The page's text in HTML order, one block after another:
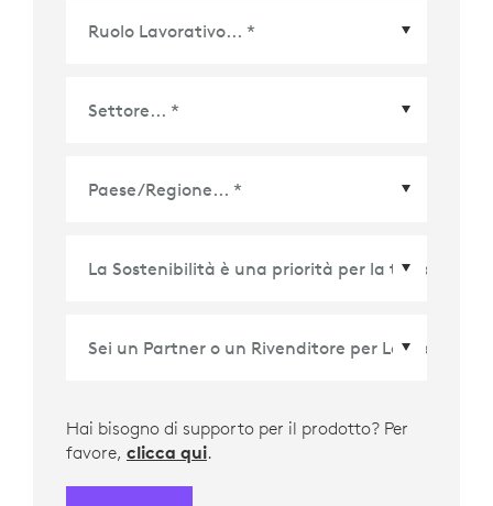
Paese/Regione
Hai bisogno di supporto per il prodotto? Per
favore, clicca qui.